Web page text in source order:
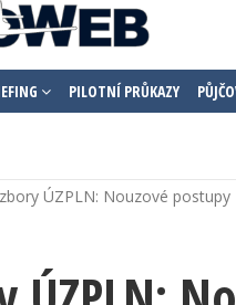
PILOTNÍ PRŮKAZY
ÚZPLN: Nouzové postupy